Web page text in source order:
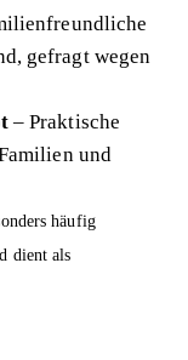
gefragt wegen
– Praktische
und
häufig
dient als